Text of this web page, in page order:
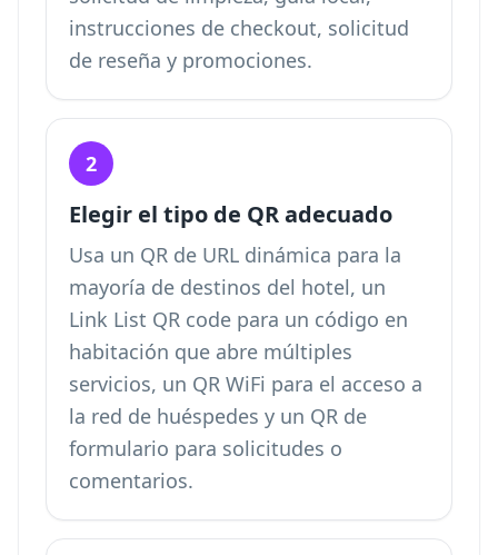
instrucciones de checkout, solicitud
de reseña y promociones.
2
Elegir el tipo de QR adecuado
Usa un QR de URL dinámica para la
mayoría de destinos del hotel, un
Link List QR code para un código en
habitación que abre múltiples
servicios, un QR WiFi para el acceso a
la red de huéspedes y un QR de
formulario para solicitudes o
comentarios.